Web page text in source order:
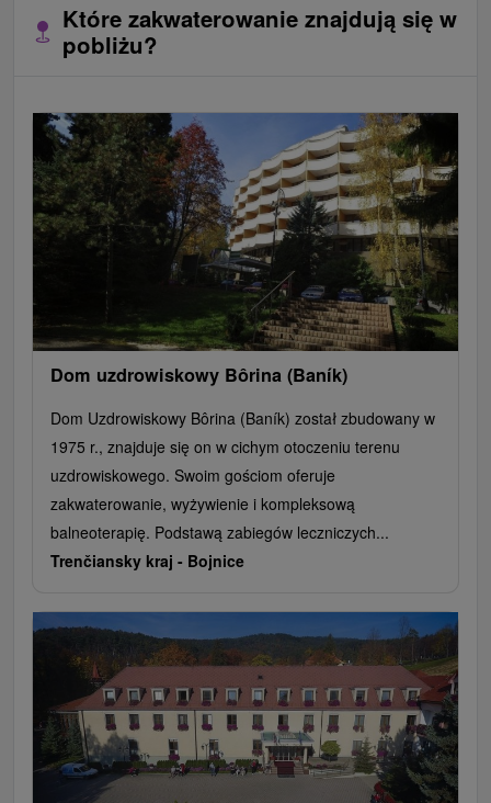
Które zakwaterowanie znajdują się w
pobliżu?
Dom uzdrowiskowy Bôrina (Baník)
Dom Uzdrowiskowy Bôrina (Baník) został zbudowany w
1975 r., znajduje się on w cichym otoczeniu terenu
uzdrowiskowego. Swoim gościom oferuje
zakwaterowanie, wyżywienie i kompleksową
balneoterapię. Podstawą zabiegów leczniczych...
Trenčiansky kraj - Bojnice